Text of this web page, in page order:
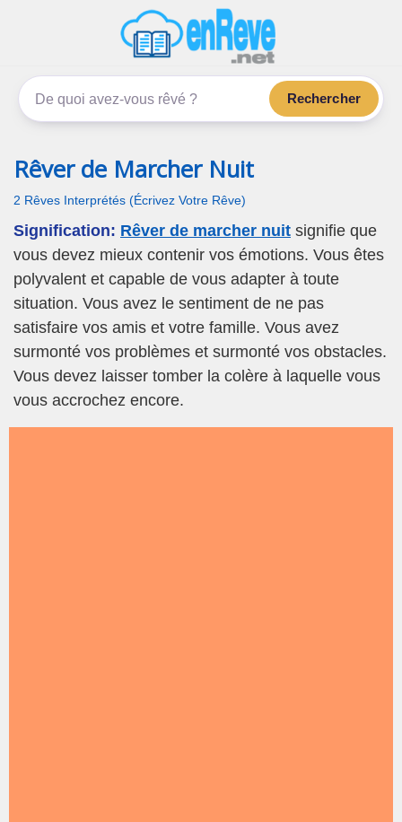
enReve.net
Les rêves, c'est plus que ça
Rechercher
Rêver de Marcher Nuit
2 Rêves Interprétés (Écrivez Votre Rêve)
Signification: Rêver de marcher nuit signifie que
vous devez mieux contenir vos émotions. Vous êtes
polyvalent et capable de vous adapter à toute
situation. Vous avez le sentiment de ne pas
satisfaire vos amis et votre famille. Vous avez
surmonté vos problèmes et surmonté vos obstacles.
Vous devez laisser tomber la colère à laquelle vous
vous accrochez encore.